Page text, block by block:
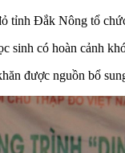
Đắk Nông tổ
sinh có hoàn cảnh
được nguồn bổ